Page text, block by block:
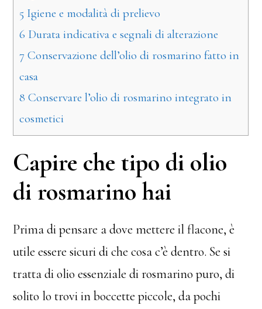
5 Igiene e modalità di prelievo
6 Durata indicativa e segnali di alterazione
7 Conservazione dell’olio di rosmarino fatto in
casa
8 Conservare l’olio di rosmarino integrato in
cosmetici
Capire che tipo di olio
di rosmarino hai
Prima di pensare a dove mettere il flacone, è
utile essere sicuri di che cosa c’è dentro. Se si
tratta di olio essenziale di rosmarino puro, di
solito lo trovi in boccette piccole, da pochi